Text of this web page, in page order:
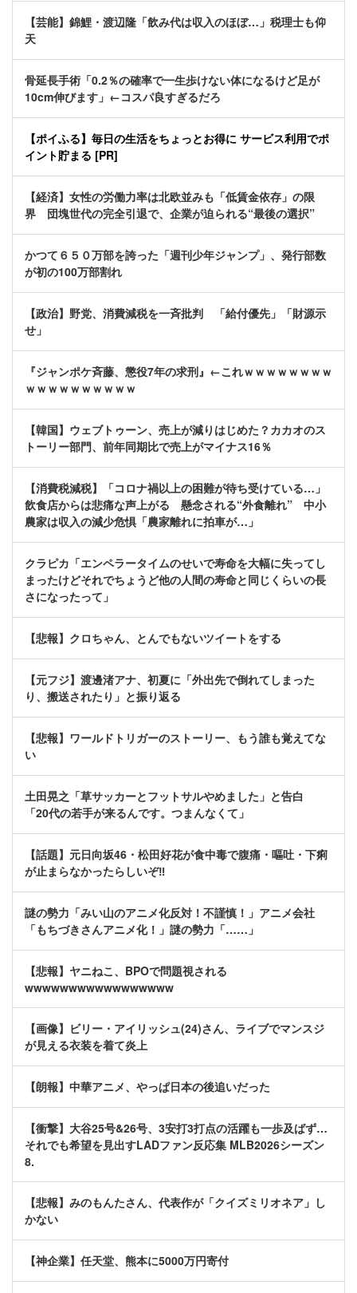
【芸能】錦鯉・渡辺隆「飲み代は収入のほぼ…」税理士も仰
天
骨延長手術「0.2％の確率で一生歩けない体になるけど足が
10cm伸びます」←コスパ良すぎるだろ
【ポイふる】毎日の生活をちょっとお得に サービス利用でポ
イント貯まる [PR]
【経済】女性の労働力率は北欧並みも「低賃金依存」の限
界 団塊世代の完全引退で、企業が迫られる“最後の選択”
かつて６５０万部を誇った「週刊少年ジャンプ」、発行部数
が初の100万部割れ
【政治】野党、消費減税を一斉批判 「給付優先」「財源示
せ」
『ジャンポケ斉藤、懲役7年の求刑』←これｗｗｗｗｗｗｗｗ
ｗｗｗｗｗｗｗｗｗｗ
【韓国】ウェブトゥーン、売上が減りはじめた？カカオのス
トーリー部門、前年同期比で売上がマイナス16％
【消費税減税】「コロナ禍以上の困難が待ち受けている…」
飲食店からは悲痛な声上がる 懸念される“外食離れ” 中小
農家は収入の減少危惧「農家離れに拍車が…」
クラピカ「エンペラータイムのせいで寿命を大幅に失ってし
まったけどそれでちょうど他の人間の寿命と同じくらいの長
さになったって」
【悲報】クロちゃん、とんでもないツイートをする
【元フジ】渡邊渚アナ、初夏に「外出先で倒れてしまった
り、搬送されたり」と振り返る
【悲報】ワールドトリガーのストーリー、もう誰も覚えてな
い
土田晃之「草サッカーとフットサルやめました」と告白
「20代の若手が来るんです。つまんなくて」
【話題】元日向坂46・松田好花が食中毒で腹痛・嘔吐・下痢
が止まらなかったらしいぞ‼
謎の勢力「みい山のアニメ化反対！不謹慎！」アニメ会社
「もちづきさんアニメ化！」謎の勢力「……」
【悲報】ヤニねこ、BPOで問題視される
wwwwwwwwwwwwwwwww
【画像】ビリー・アイリッシュ(24)さん、ライブでマンスジ
が見える衣装を着て炎上
【朗報】中華アニメ、やっぱ日本の後追いだった
【衝撃】大谷25号&26号、3安打3打点の活躍も一歩及ばず…
それでも希望を見出すLADファン反応集 MLB2026シーズン
8.
【悲報】みのもんたさん、代表作が「クイズミリオネア」し
かない
【神企業】任天堂、熊本に5000万円寄付